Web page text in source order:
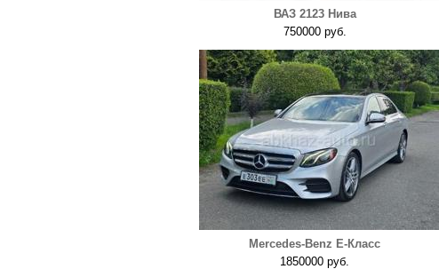
ВАЗ 2123 Нива
750000 руб.
Mercedes-Benz E-Класс
1850000 руб.